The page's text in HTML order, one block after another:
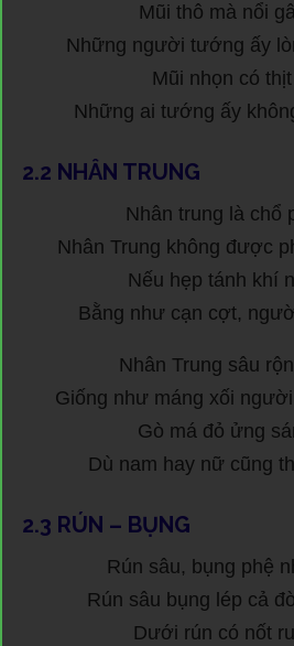
Mũi thô mà nổi
Những người tướng ấy
Mũi nhọn có
Những ai tướng ấy
2.2 NHÂN TRUNG
Nhân trung là chổ
Nhân Trung không được
Nếu hẹp tánh khí
Bằng như cạn cợt,
Nhân Trung sâu
Giống như máng xối
Gò má đỏ ửng
Dù nam hay nữ cũng
2.3 RÚN – BỤNG
Rún sâu, bụng phệ
Rún sâu bụng lép cả
Dưới rún có nốt